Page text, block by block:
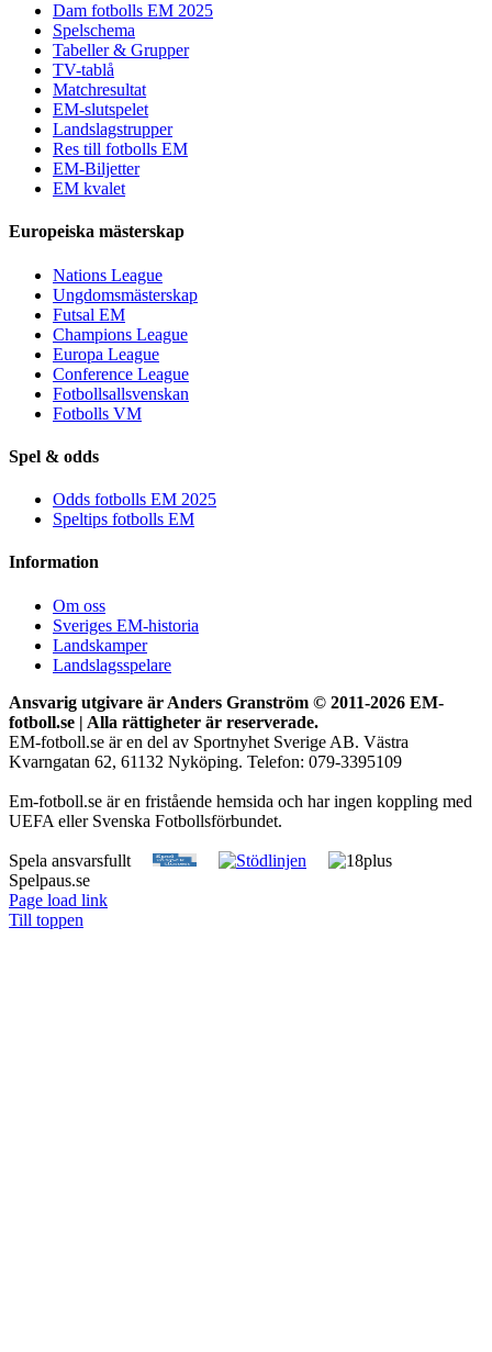
Dam fotbolls EM 2025
Spelschema
Tabeller & Grupper
TV-tablå
Matchresultat
EM-slutspelet
Landslagstrupper
Res till fotbolls EM
EM-Biljetter
EM kvalet
Europeiska mästerskap
Nations League
Ungdomsmästerskap
Futsal EM
Champions League
Europa League
Conference League
Fotbollsallsvenskan
Fotbolls VM
Spel & odds
Odds fotbolls EM 2025
Speltips fotbolls EM
Information
Om oss
Sveriges EM-historia
Landskamper
Landslagsspelare
Ansvarig utgivare är Anders Granström © 2011-2026 EM-
fotboll.se | Alla rättigheter är reserverade.
EM-fotboll.se är en del av Sportnyhet Sverige AB. Västra
Kvarngatan 62, 61132 Nyköping. Telefon: 079-3395109
Em-fotboll.se är en fristående hemsida och har ingen koppling med
UEFA eller Svenska Fotbollsförbundet.
Spela ansvarsfullt
Spelpaus.se
Page load link
Till toppen